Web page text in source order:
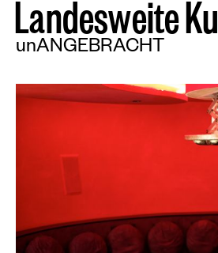
LandesweiteKu
unANGEBRACHT